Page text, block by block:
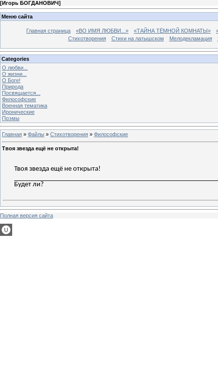
[Игорь БОГДАНОВИЧ]
Меню сайта
Главная страница «ВО ИМЯ ЛЮБВИ...» «ТАЙНА ТЁМНОЙ КОМНАТЫ»
Стихотворения
Стихи на латышском Мелодекламация
Categories
О любви...
О жизни...
О Боге!
Природа
Посвящается...
Философские
Военная тематика
Иронические
Поэмы
Главная » Файлы » Стихотворения » Философские
Твоя звезда ещё не открыта!
Твоя звезда ещё не открыта!
Будет ли?
Полная версия сайта